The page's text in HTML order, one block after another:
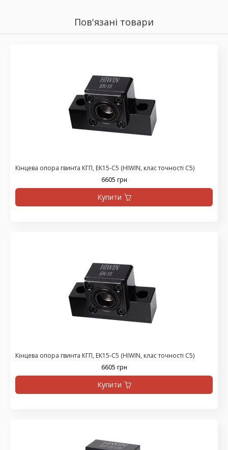
Пов'язані товари
Кінцева опора гвинта КГП, EK15-C5 (HIWIN, клас точності С5)
6605 грн
Купити
Кінцева опора гвинта КГП, EK15-C5 (HIWIN, клас точності С5)
6605 грн
Купити